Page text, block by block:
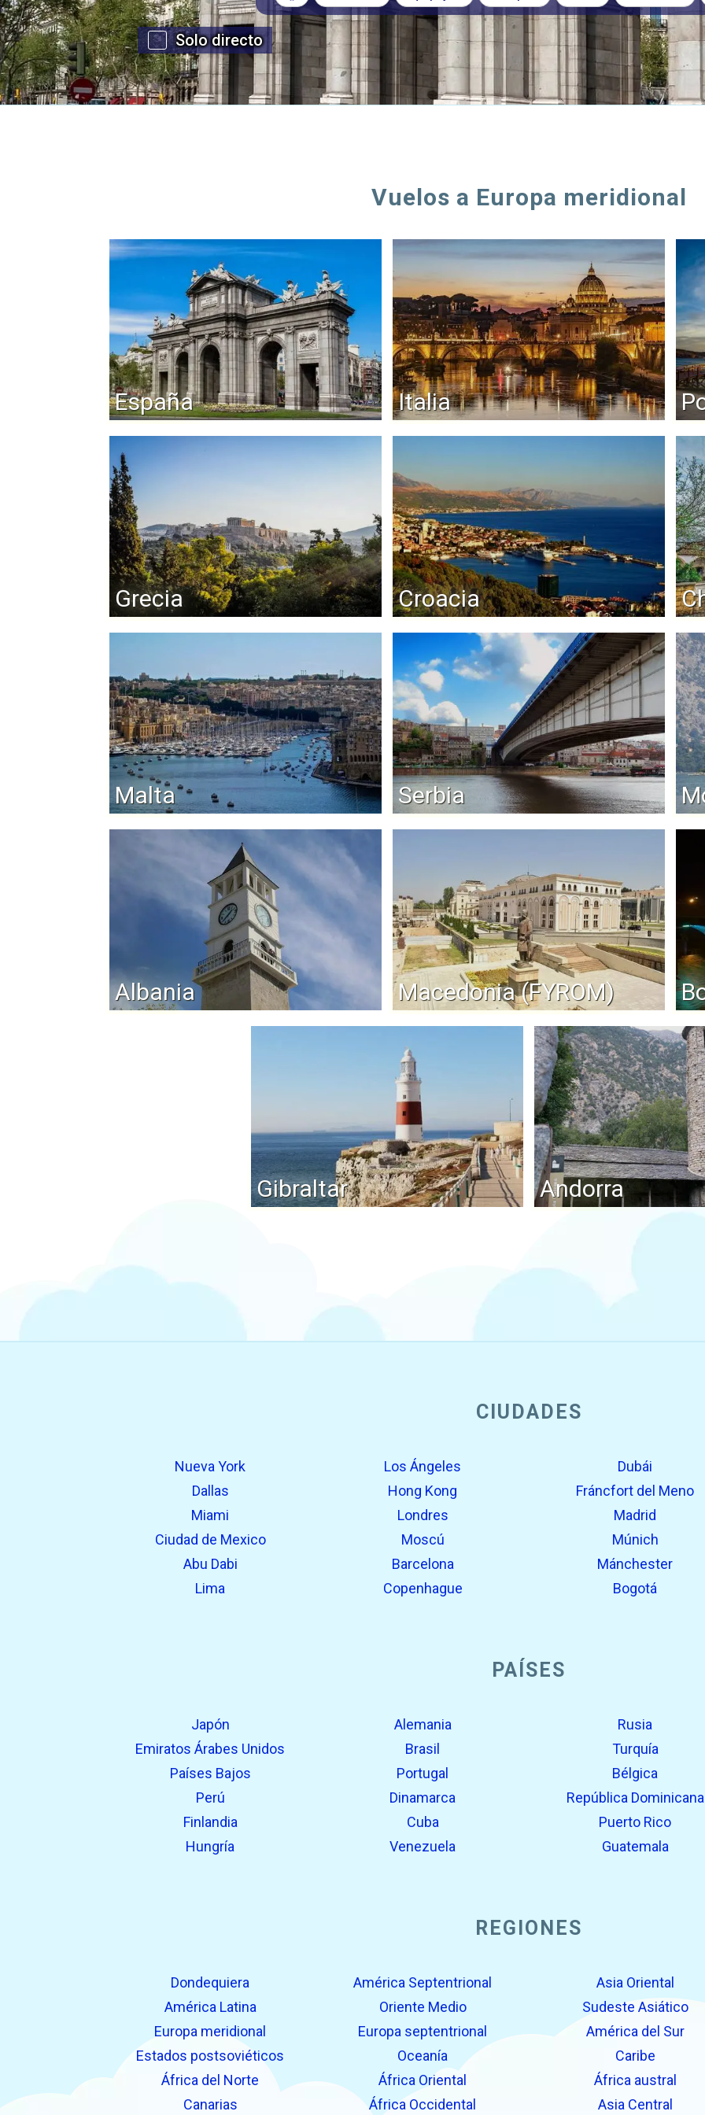
Solo directo
Vuelos a Europa meridional
España Italia
Grecia Croacia
Malta Serbia
Albania Macedonia (FYROM)
Gibraltar Andorra
CIUDADES
Nueva York Los Ángeles
Dubái
Dallas
Hong Kong
Fráncfort del Meno
Miami
Londres
Madrid
Ciudad de Mexico
Moscú
Múnich
Abu Dabi
Barcelona
Mánchester
Lima
Copenhague Bogotá
PAÍSES
Japón Alemania
Rusia
Emiratos Árabes Unidos
Brasil
Turquía
Países Bajos
Portugal
Bélgica
Perú
Dinamarca
República Dominicana
Finlandia
Cuba
Puerto Rico
Hungría
Venezuela Guatemala
REGIONES
Dondequiera América Septentrional
Asia Oriental
América Latina
Oriente Medio
Sudeste Asiático
Europa meridional
Europa septentrional
América del Sur
Estados postsoviéticos
Oceanía
Caribe
África del Norte
África Oriental
África austral
Canarias
África Occidental Asia Central